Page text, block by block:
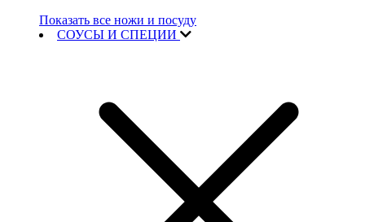
Показать все ножи и посуду
СОУСЫ И СПЕЦИИ